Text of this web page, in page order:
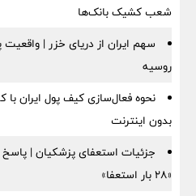
شعب کشیک بانک‌ها
سهم ایران از دریای خزر |
روسیه
بدون اینترنت
جزئیات استعفای پزشکیان |
«۲۸ بار استعفا»